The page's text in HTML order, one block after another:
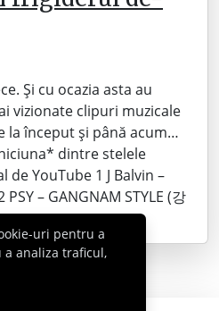
Și cu ocazia asta au
vizionate clipuri muzicale
la început și până acum…
dintre stelele
YouTube 1 J Balvin –
– GANGNAM STYLE (강
uri pentru a
analiza traficul,